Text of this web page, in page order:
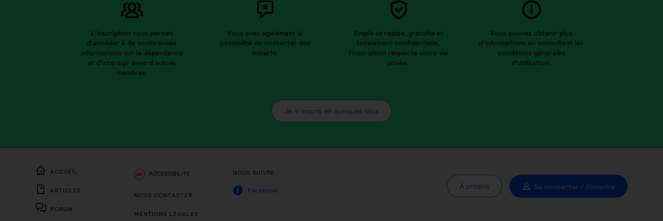
L’inscription vous permet
d’accéder à de nombreuses
informations sur la dépendance
et d’interagir avec d’autres
membres.
Vous avez également la
possibilité de contacter des
experts.
Simple et rapide, gratuite et
totalement confidentielle,
l’inscription respecte votre vie
privée.
Vous pouvez obtenir plus
d’informations en consultant les
conditions générales
d’utilisation.
Je m’inscris en quelques clics
ACCUEIL
ARTICLES
FORUM
ACCESSIBILITÉ
NOUS CONTACTER
MENTIONS LÉGALES
NOUS SUIVRE
Facebook À propos Se connecter / S'inscrire